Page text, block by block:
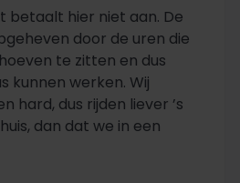
betaalt hier niet aan. De
door de uren die
te zitten en dus
kunnen werken. Wij
hard, dus rijden liever ’s
dan dat we in een